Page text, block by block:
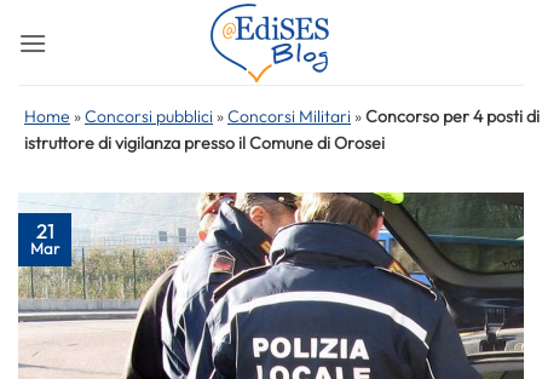
Home »Concorsi pubblici »Concorsi Militari »Concorso per 4 posti di
istruttore di vigilanza presso il Comune di Orosei
21
Mar